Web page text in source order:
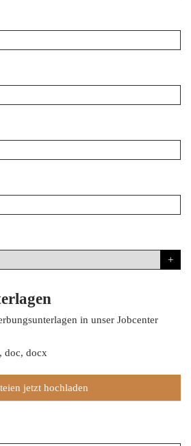
in unser Jobcenter
doc, docx
jetzt hochladen